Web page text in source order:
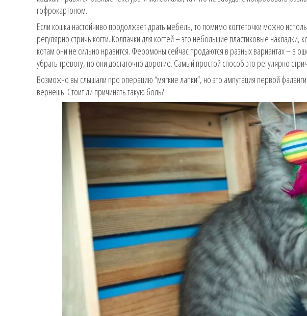
гофрокартоном.
Если кошка настойчиво продолжает драть мебель, то помимо когтеточки можно
регулярно стричь когти. Колпачки для когтей – это небольшие пластиковые
котам они не сильно нравится. Феромоны сейчас продаются в разных вариантах – в
убрать тревогу, но они достаточно дорогие. Самый простой способ это регулярно
Возможно вы слышали про операцию “мягкие лапки”, но это ампутация первой
вернешь. Стоит ли причинять такую боль?